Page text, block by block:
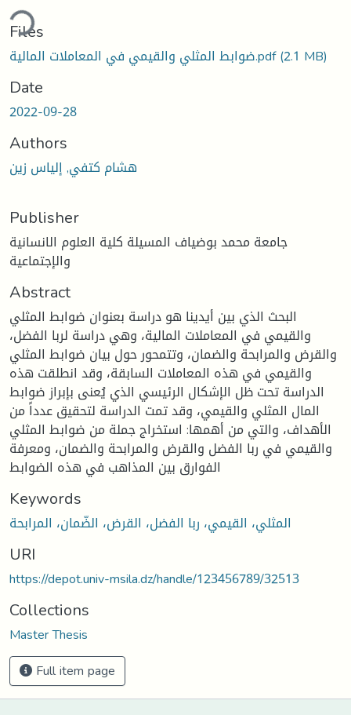
Files
ضوابط المثلي والقيمي في المعاملات المالية.pdf(2.1 MB)
Date
2022-09-28
Authors
هشام كتفي, إلياس زين
Publisher
جامعة محمد بوضياف المسيلة كلية العلوم الانسانية
والإجتماعية
Abstract
البحث الذي بين أيدينا هو دراسة بعنوان ضوابط المثلي
والقيمي في المعاملات المالية، وهي دراسة لربا الفضل،
والقرض والمرابحة والضمان، وتتمحور حول بيان ضوابط المثلي
والقيمي في هذه المعاملات السابقة، وقد انطلقت هذه
الدراسة تحت ظل الإشكال الرئيسي الذي يُعنى بإبراز ضوابط
المال المثلي والقيمي، وقد تمت الدراسة لتحقيق عدداً من
الأهداف، والتي من أهمها: استخراج جملة من ضوابط المثلي
والقيمي في ربا الفضل والقرض والمرابحة والضمان، ومعرفة
الفوارق بين المذاهب في هذه الضوابط
Keywords
المثلي، القيمي، ربا الفضل، القرض، الضّمان، المرابحة
URI
https://depot.univ-msila.dz/handle/123456789/32513
Collections
Master Thesis
Full item page